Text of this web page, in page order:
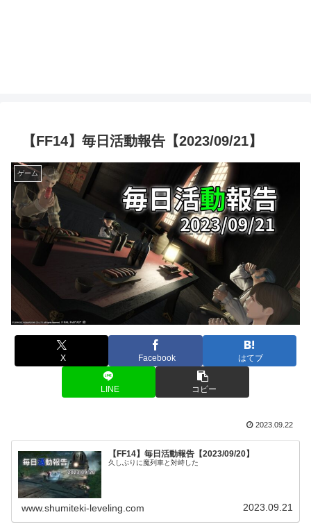
【FF14】毎日活動報告【2023/09/21】
ゲーム
X Facebook はてブ
LINE コピー
2023.09.22
【FF14】毎日活動報告【2023/09/20】
久しぶりに魔列車と対峙した
www.shumiteki-leveling.com 2023.09.21